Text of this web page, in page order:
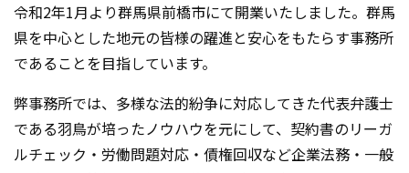
令和2年1月より群馬県前橋市にて開業いたしました。群馬
県を中心とした地元の皆様の躍進と安心をもたらす事務所
であることを目指しています。
弊事務所では、多様な法的紛争に対応してきた代表弁護士
である羽鳥が培ったノウハウを元にして、契約書のリーガ
ルチェック・労働問題対応・債権回収など企業法務・一般